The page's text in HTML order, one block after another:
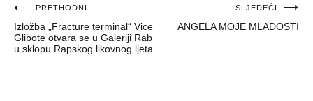
Navigacija
objava
PRETHODNI
Izložba „Fracture terminal“ Vice
Glibote otvara se u Galeriji Rab
u sklopu Rapskog likovnog ljeta
SLJEDEĆI
ANGELA MOJE MLADOSTI